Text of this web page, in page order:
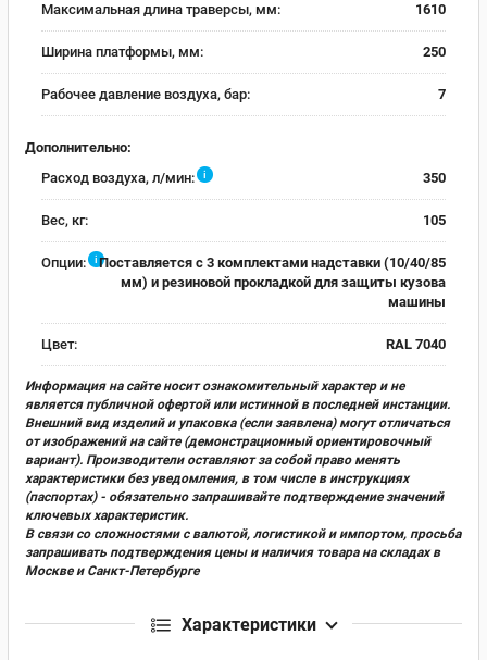
Максимальная длина траверсы, мм: 1610
Ширина платформы, мм: 250
Рабочее давление воздуха, бар: 7
Дополнительно:
Расход воздуха, л/мин:
i 350
Вес, кг: 105
Опции: iПоставляется с 3 комплектами надставки (10/40/85
мм) и резиновой прокладкой для защиты кузова
машины
Цвет: RAL 7040
Информация на сайте носит ознакомительный характер и не
является публичной офертой или истинной в последней инстанции.
Внешний вид изделий и упаковка (если заявлена) могут отличаться
от изображений на сайте (демонстрационный ориентировочный
вариант). Производители оставляют за собой право менять
характеристики без уведомления, в том числе в инструкциях
(паспортах) - обязательно запрашивайте подтверждение значений
ключевых характеристик.
В связи со сложностями с валютой, логистикой и импортом, просьба
запрашивать подтверждения цены и наличия товара на складах в
Москве и Санкт-Петербурге
Характеристики